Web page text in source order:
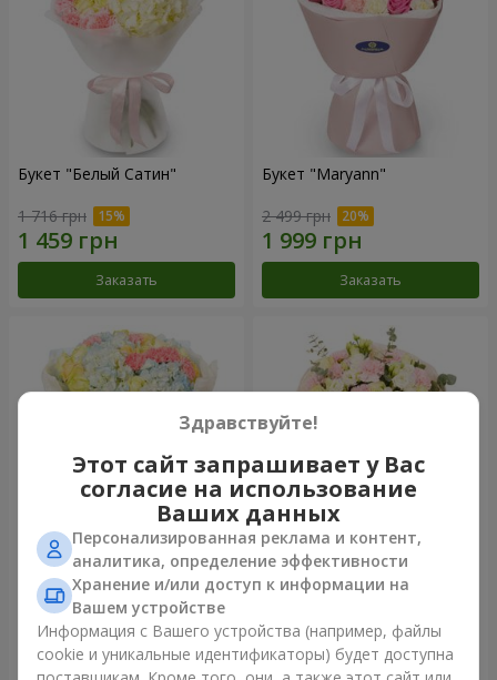
Букет "Белый Сатин"
1 716 грн
Заказать
Букет "Maryann"
2 499 грн
Заказать
Букет "Небесная лазурь"
5 075 грн
Заказать
Букет "Secret"
Заказать
Здравствуйте!
Этот сайт запрашивает у Вас
согласие на использование
Ваших данных
Персонализированная реклама и контент,
аналитика, определение эффективности
Хранение и/или доступ к информации на
Вашем устройстве
Информация с Вашего устройства (например, файлы
cookie и уникальные идентификаторы) будет доступна